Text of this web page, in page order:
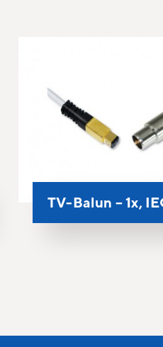
TV-Balun – 1x,